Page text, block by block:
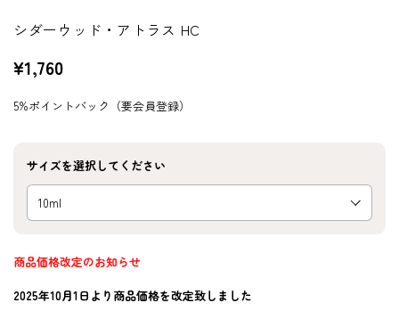
シダーウッド・アトラス HC
¥1,760
5%ポイントバック（要会員登録）
サイズを選択してください
商品価格改定のお知らせ
2025年10月1日より商品価格を改定致しました